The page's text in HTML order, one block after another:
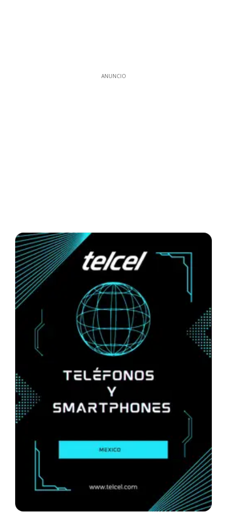
ANUNCIO